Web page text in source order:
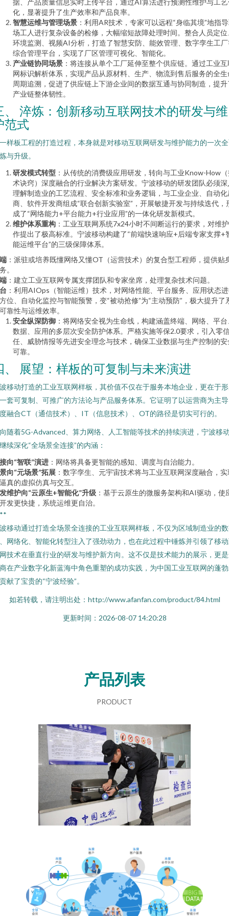
据、产品质量信息实时上传平台，通过AI算法进行预测性维护与工
化，显著提升了生产效率和产品良率。
智慧运维与管理场景 ：利用AR技术，专家可以远程“身临其境”地指
场工人进行复杂设备的检修，大幅缩短故障处理时间。整合人员定位
环境监测、视频AI分析，打造了智慧安防、能效管理、数字孪生工
综合管理平台，实现了厂区管理可视化、智能化。
产业链协同场景 ：将连接从单个工厂延伸至整个供应链。通过工业互
网标识解析体系，实现产品从原材料、生产、物流到售后服务的全生
周期追溯，促进了供应链上下游企业间的数据互通与协同制造，提升
产业链整体韧性。
、 淬炼：创新移动互联网技术的研发与维
范式
样板工程的打造过程，本身就是对移动互联网研发与维护能力的一次
与升级。
研发模式转型 ：从传统的消费级应用研发，转向与工业Know-How
术诀窍）深度融合的行业解决方案研发。宁波移动的研发团队必须深
理解制造业的工艺流程、安全标准和业务逻辑，与工业企业、自动化
商、软件开发商组成“联合创新实验室”，开展敏捷开发与持续迭代，
成了“网络能力+平台能力+行业应用”的一体化研发新模式。
维护体系重构 ：工业互联网系统7x24小时不间断运行的要求，对维
作提出了极高标准。宁波移动构建了“前端快速响应+后端专家支撑+
能运维平台”的三级保障体系。
：派驻或培养既懂网络又懂OT（运营技术）的复合型工程师，提供贴
。
：建立工业互联网专属支撑团队和专家坐席，处理复杂技术问题。
：利用AIOps（智能运维）技术，对网络性能、平台服务、应用状态
位、自动化监控与智能预警，变“被动抢修”为“主动预防”，极大提升了
靠性与运维效率。
安全纵深防御 ：将网络安全视为生命线，构建涵盖终端、网络、平台
数据、应用的多层次安全防护体系。严格实施等保2.0要求，引入零
任、威胁情报等先进安全理念与技术，确保工业数据与生产控制的安
可靠。
、 展望：样板的可复制与未来演进
移动打造的工业互联网样板，其价值不仅在于服务本地企业，更在于
套可复制、可推广的方法论与产品服务体系。它证明了以运营商为主
融合CT（通信技术）、IT（信息技术）、OT的路径是切实可行的。
随着5G-Advanced、算力网络、人工智能等技术的持续演进，宁波移
续深化“全场景全连接”的内涵：
向“智联”演进 ：网络将具备更智能的感知、调度与自治能力。
向“元场景”拓展 ：数字孪生、元宇宙技术将与工业互联网深度融合，实
真的虚拟仿真与交互。
维护向“云原生+智能化”升级 ：基于云原生的微服务架构和AI驱动，使
发更快捷，系统运维更自治。
移动通过打造全场景全连接的工业互联网样板，不仅为区域制造业的
网络化、智能化转型注入了强劲动力，也在此过程中锤炼并引领了移
技术在垂直行业的研发与维护新方向。这不仅是技术能力的展示，更
在产业数字化新蓝海中角色重塑的成功实践，为中国工业互联网的蓬
献了宝贵的“宁波经验”。
如若转载，请注明出处：http://www.afanfan.com/product/84.html
更新时间：2026-08-07 14:20:28
产品列表
PRODUCT